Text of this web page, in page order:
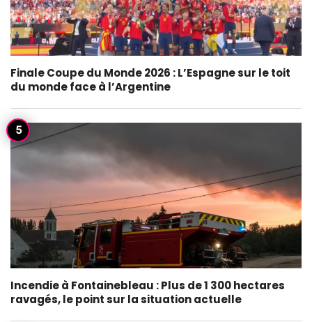
Finale Coupe du Monde 2026 : L’Espagne sur le toit
du monde face à l’Argentine
Incendie à Fontainebleau : Plus de 1 300 hectares
ravagés, le point sur la situation actuelle